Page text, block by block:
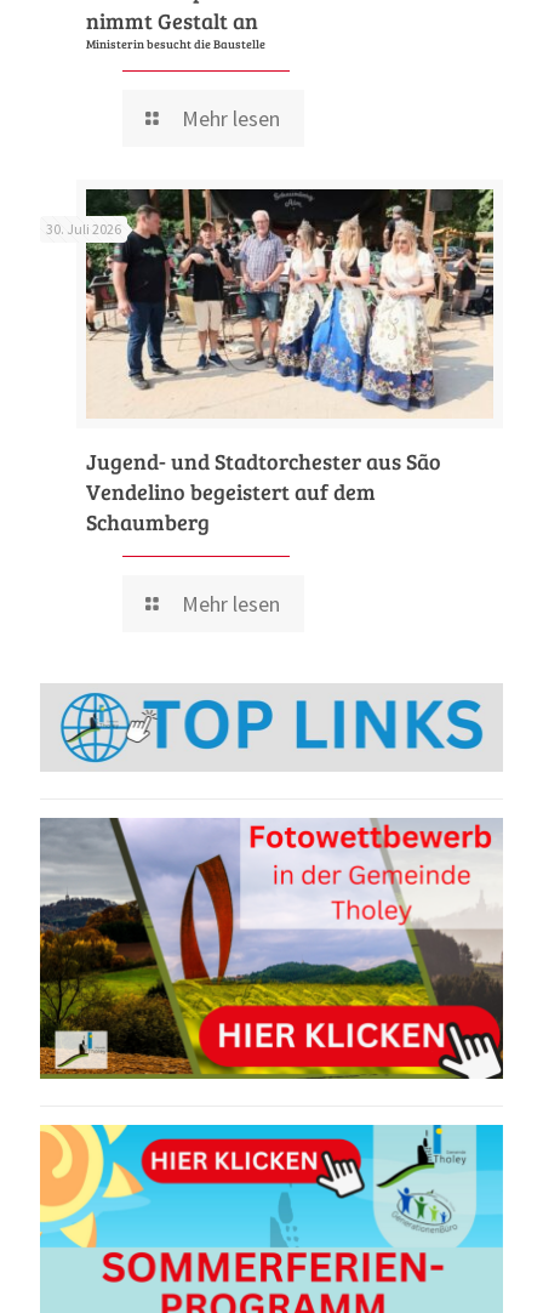
nimmt Gestalt an
Ministerin besucht die Baustelle
Mehr lesen
30. Juli 2026
Jugend- und Stadtorchester aus São
Vendelino begeistert auf dem
Schaumberg
Mehr lesen